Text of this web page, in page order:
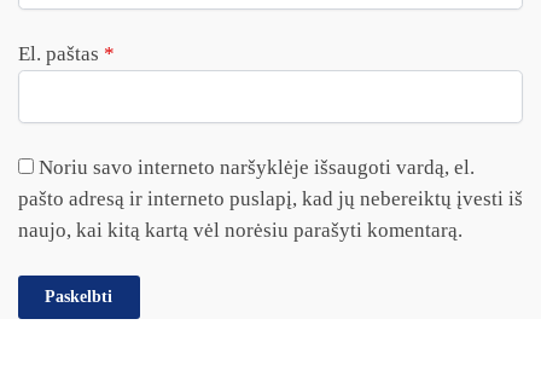
El. paštas *
Noriu savo interneto naršyklėje išsaugoti vardą, el.
pašto adresą ir interneto puslapį, kad jų nebereiktų įvesti iš
naujo, kai kitą kartą vėl norėsiu parašyti komentarą.